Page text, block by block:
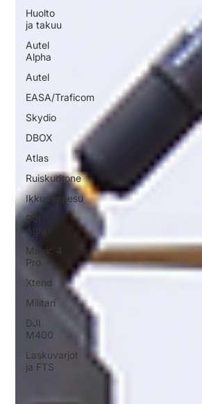
Huolto
ja takuu
Autel
Alpha
Autel
EASA/Traficom
Skydio
DBOX
Atlas
Ruiskudrone
Ikkunanpesu
DJI
Agras
Mavic 4
Pro
Xtend
Militari
DJI
M400
Laskuvarjot
ja FTS